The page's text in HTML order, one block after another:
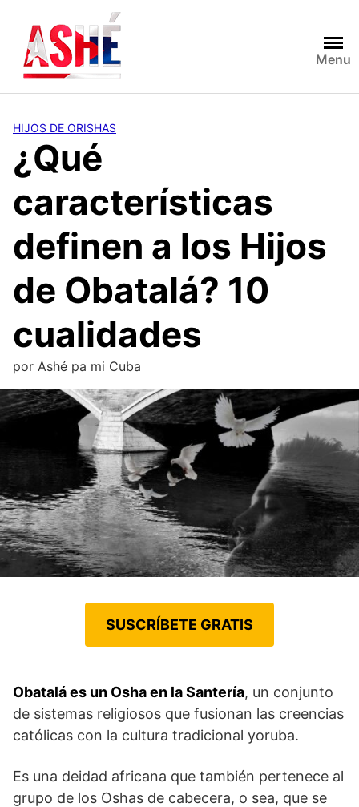
contenido
Menu
HIJOS DE ORISHAS
¿Qué
características
definen a los Hijos
de Obatalá? 10
cualidades
por Ashé pa mi Cuba
SUSCRÍBETE GRATIS
Obatalá es un Osha en la Santería, un conjunto
de sistemas religiosos que fusionan las creencias
católicas con la cultura tradicional yoruba.
Es una deidad africana que también pertenece al
grupo de los Oshas de cabecera, o sea, que se